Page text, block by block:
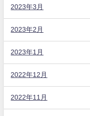
2023年3月
2023年2月
2023年1月
2022年12月
2022年11月